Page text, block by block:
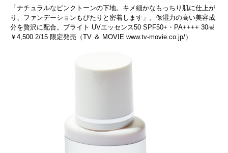
「ナチュラルなピンクトーンの下地。キメ細かなもっちり肌に仕上が
り、ファンデーションもぴたりと密着します」。保湿力の高い美容成
分を贅沢に配合。ブライト UVエッセンス50 SPF50+・PA++++ 30㎖
￥4,500 2/15 限定発売（TV ＆ MOVIE www.tv-movie.co.jp/）